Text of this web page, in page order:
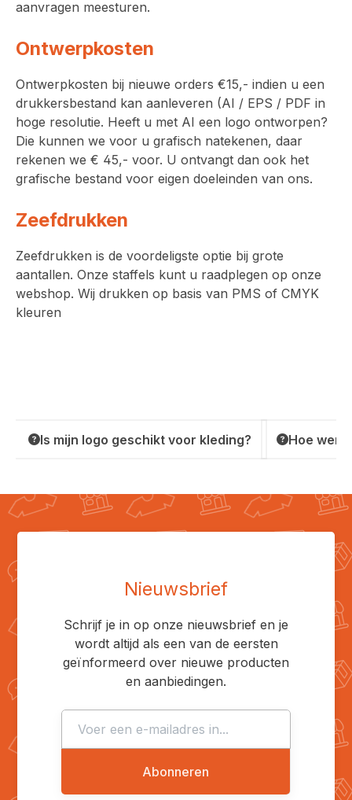
aanvragen meesturen.
Ontwerpkosten
Ontwerpkosten bij nieuwe orders €15,- indien u een
drukkersbestand kan aanleveren (AI / EPS / PDF in
hoge resolutie. Heeft u met AI een logo ontworpen?
Die kunnen we voor u grafisch natekenen, daar
rekenen we € 45,- voor. U ontvangt dan ook het
grafische bestand voor eigen doeleinden van ons.
Zeefdrukken
Zeefdrukken is de voordeligste optie bij grote
aantallen. Onze staffels kunt u raadplegen op onze
webshop. Wij drukken op basis van PMS of CMYK
kleuren
Is mijn logo geschikt voor kleding? Hoe
Nieuwsbrief
Schrijf je in op onze nieuwsbrief en je
wordt altijd als een van de eersten
geïnformeerd over nieuwe producten
en aanbiedingen.
Abonneren